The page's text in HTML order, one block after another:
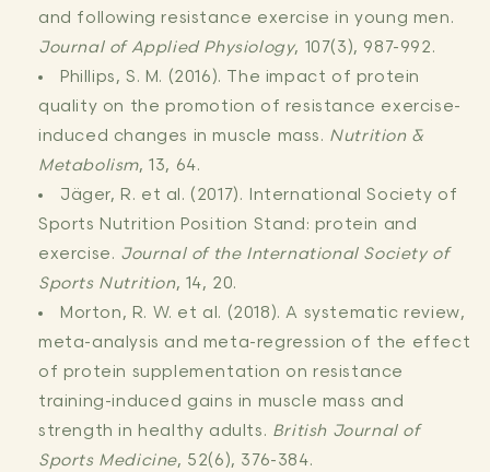
and following resistance exercise in young men.
Journal of Applied Physiology, 107(3), 987-992.
Phillips, S. M. (2016). The impact of protein
quality on the promotion of resistance exercise-
induced changes in muscle mass. Nutrition &
Metabolism, 13, 64.
Jäger, R. et al. (2017). International Society of
Sports Nutrition Position Stand: protein and
exercise. Journal of the International Society of
Sports Nutrition, 14, 20.
Morton, R. W. et al. (2018). A systematic review,
meta-analysis and meta-regression of the effect
of protein supplementation on resistance
training-induced gains in muscle mass and
strength in healthy adults. British Journal of
Sports Medicine, 52(6), 376-384.